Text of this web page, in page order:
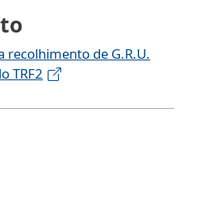
recolhimento de G.R.U.
TRF2